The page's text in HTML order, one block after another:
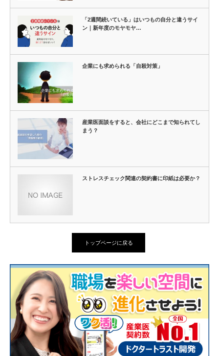
「2週間続いている」はいつもの自分と違うサイ
ン｜新年度のモヤモヤ…
企業にも求められる「自殺対策」
産業医面談をすると、会社にどこまで知られてし
まう？
ストレスチェック関連の契約書に印紙は必要か？
トップページに戻る